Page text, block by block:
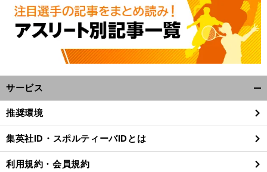
サービス
閉
る
推奨環境
集英社ID・スポルティーバIDとは
利用規約・会員規約